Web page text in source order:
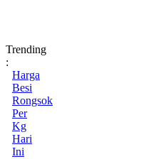
Trending
:
Harga
Besi
Rongsok
Per
Kg
Hari
Ini